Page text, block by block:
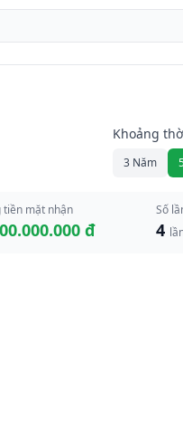
Khoảng
3 Năm
tiền mặt nhận
đ
Số
4